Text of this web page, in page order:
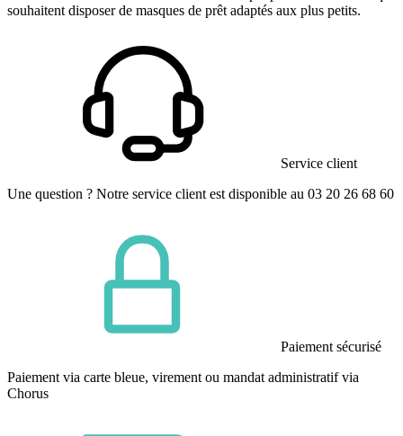
souhaitent disposer de masques de prêt adaptés aux plus petits.
Service client
Une question ? Notre service client est disponible au 03 20 26 68 60
Paiement sécurisé
Paiement via carte bleue, virement ou mandat administratif via
Chorus